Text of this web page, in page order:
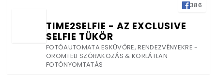
386
TIME2SELFIE - AZ EXCLUSIVE
SELFIE TÜKÖR
FOTÓAUTOMATA ESKÜVŐRE, RENDEZVÉNYEKRE -
ÖRÖMTELI SZÓRAKOZÁS & KORLÁTLAN
FOTÓNYOMTATÁS